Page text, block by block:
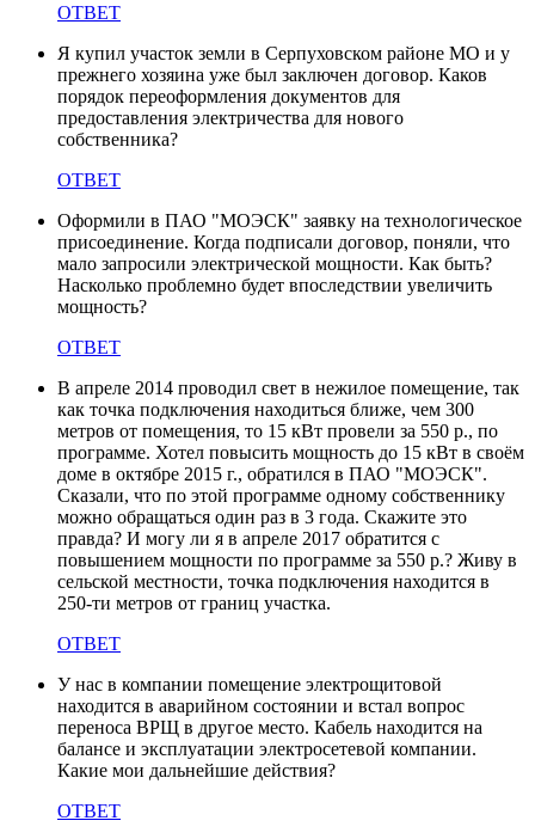
ОТВЕТ
Я купил участок земли в Серпуховском районе МО и у
прежнего хозяина уже был заключен договор. Каков
порядок переоформления документов для
предоставления электричества для нового
собственника?
ОТВЕТ
Оформили в ПАО "МОЭСК" заявку на технологическое
присоединение. Когда подписали договор, поняли, что
мало запросили электрической мощности. Как быть?
Насколько проблемно будет впоследствии увеличить
мощность?
ОТВЕТ
В апреле 2014 проводил свет в нежилое помещение, так
как точка подключения находиться ближе, чем 300
метров от помещения, то 15 кВт провели за 550 р., по
программе. Хотел повысить мощность до 15 кВт в своём
доме в октябре 2015 г., обратился в ПАО "МОЭСК".
Сказали, что по этой программе одному собственнику
можно обращаться один раз в 3 года. Скажите это
правда? И могу ли я в апреле 2017 обратится с
повышением мощности по программе за 550 р.? Живу в
сельской местности, точка подключения находится в
250-ти метров от границ участка.
ОТВЕТ
У нас в компании помещение электрощитовой
находится в аварийном состоянии и встал вопрос
переноса ВРЩ в другое место. Кабель находится на
балансе и эксплуатации электросетевой компании.
Какие мои дальнейшие действия?
ОТВЕТ